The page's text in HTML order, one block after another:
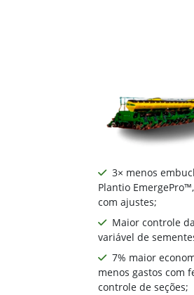
3× menos
Plantio
com ajustes;
Maior controle
variável de
7% maior
menos gastos com
controle de seções;